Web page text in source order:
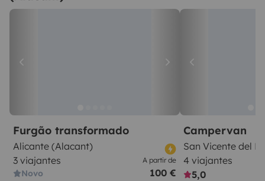
Furgão transformado
Alicante (Alacant)
3 viajantes
Novo
A partir de
100 €
Campervan
San Vicente del
4 viajantes
5,0